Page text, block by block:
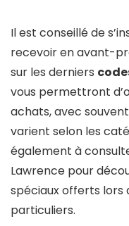
Il est conseillé de
recevoir en avant-
sur les derniers
vous permettront
achats, avec
varient selon les
également à
Lawrence pour
spéciaux offerts lors
particuliers.